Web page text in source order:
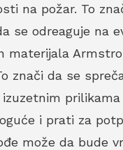
na požar. To
se odreaguje na
materijala
znači da se
i prati za
može da bude